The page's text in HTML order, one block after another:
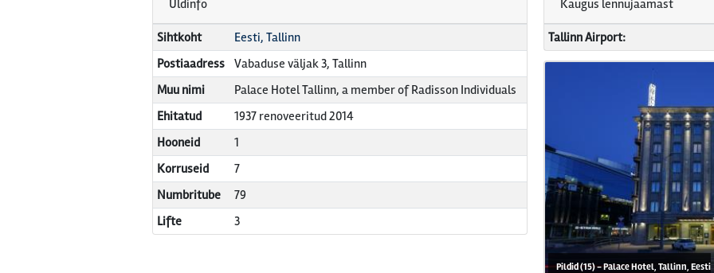
Üldinfo
Sihtkoht
Eesti, Tallinn
Postiaadress
Vabaduse väljak 3, Tallinn
Muu nimi
Palace Hotel Tallinn, a member of Radisson Individuals
Ehitatud
1937 renoveeritud 2014
Hooneid
1
Korruseid
7
Numbritube
79
Lifte
3
Kaugus lennujaamast
Tallinn Airport:
Pildid (15) - Palace Hotel, Tallinn, Eesti